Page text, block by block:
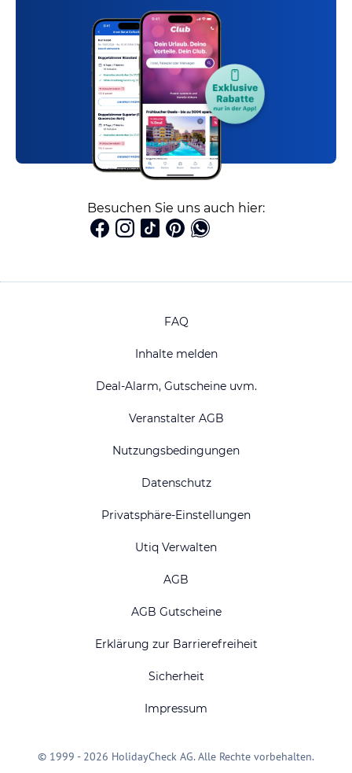
Besuchen Sie uns auch hier:
FAQ
Inhalte melden
Deal-Alarm, Gutscheine uvm.
Veranstalter AGB
Nutzungsbedingungen
Datenschutz
Privatsphäre-Einstellungen
Utiq Verwalten
AGB
AGB Gutscheine
Erklärung zur Barrierefreiheit
Sicherheit
Impressum
© 1999 - 2026 HolidayCheck AG. Alle Rechte vorbehalten.